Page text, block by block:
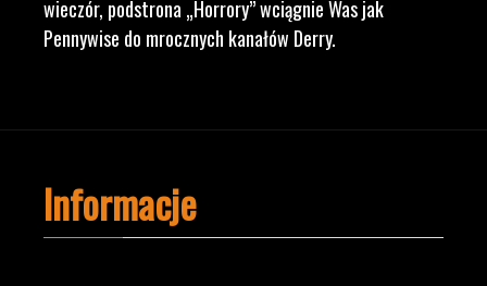
wieczór, podstrona „Horrory” wciągnie Was jak
Pennywise do mrocznych kanałów Derry.
Informacje